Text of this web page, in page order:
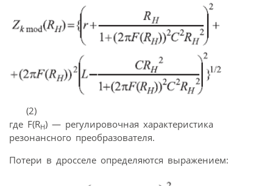
(2)
где F(RH) — регулировочная характеристика
резонансного преобразователя.
Потери в дросселе определяются выражением: